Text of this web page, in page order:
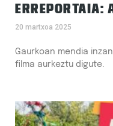
ERREPORTAIA:
20 martxoa 2025
Gaurkoan mendia
filma aurkeztu digute.